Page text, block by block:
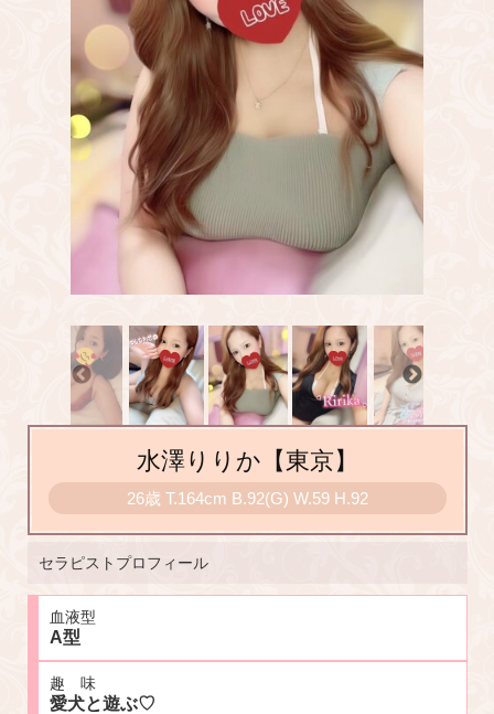
水澤りりか【東京】
26歳 T.164cm B.92(G) W.59 H.92
セラピストプロフィール
血液型
A型
趣 味
愛犬と遊ぶ♡